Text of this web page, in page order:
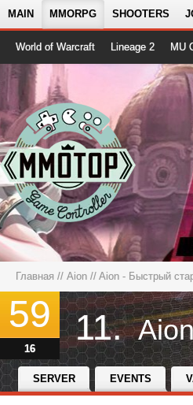
MAIN MMORPG SHOOTERS
World of Warcraft Lineage 2 MU
Главная // Aion // Aion - Быстрый
59
16
11.
SERVER EVENTS